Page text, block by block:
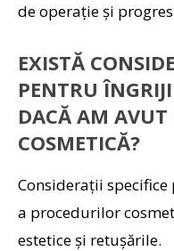
de operație și
EXISTĂ
PENTRU
DACĂ AM AVUT
COSMETICĂ?
Considerații
a procedurilor
estetice și retușările.